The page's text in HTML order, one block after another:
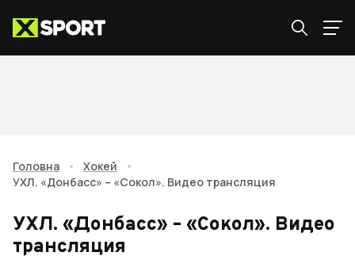
Головна • Хокей
•
УХЛ. «Донбасс» – «Сокол». Видео трансляция
УХЛ. «Донбасс» – «Сокол». Видео
трансляция